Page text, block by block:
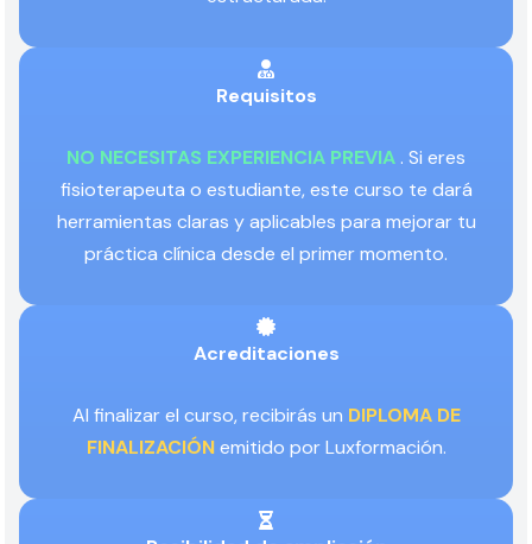
Requisitos
NO NECESITAS EXPERIENCIA PREVIA . Si eres
fisioterapeuta o estudiante, este curso te dará
herramientas claras y aplicables para mejorar tu
práctica clínica desde el primer momento.
Acreditaciones
Al finalizar el curso, recibirás un DIPLOMA DE
FINALIZACIÓNemitido por Luxformación.